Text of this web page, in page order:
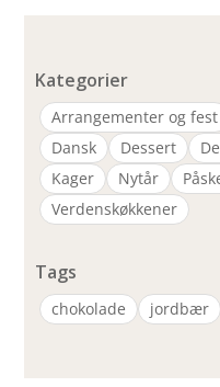
Kategorier
Arrangementer og fest
Dansk
Dessert
Kager
Nytår
Verdenskøkkener
Tags
chokolade jordbær